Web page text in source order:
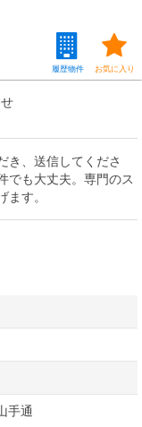
お気に入り
履歴物件
き、送信してくださ
でも大丈夫。専門のス
ます。
手通